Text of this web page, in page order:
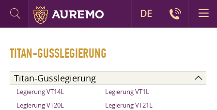
TITAN-GUSSLEGIERUNG
Titan-Gusslegierung
Legierung VT14L
Legierung VT1L
Legierung VT20L
Legierung VT21L
DE